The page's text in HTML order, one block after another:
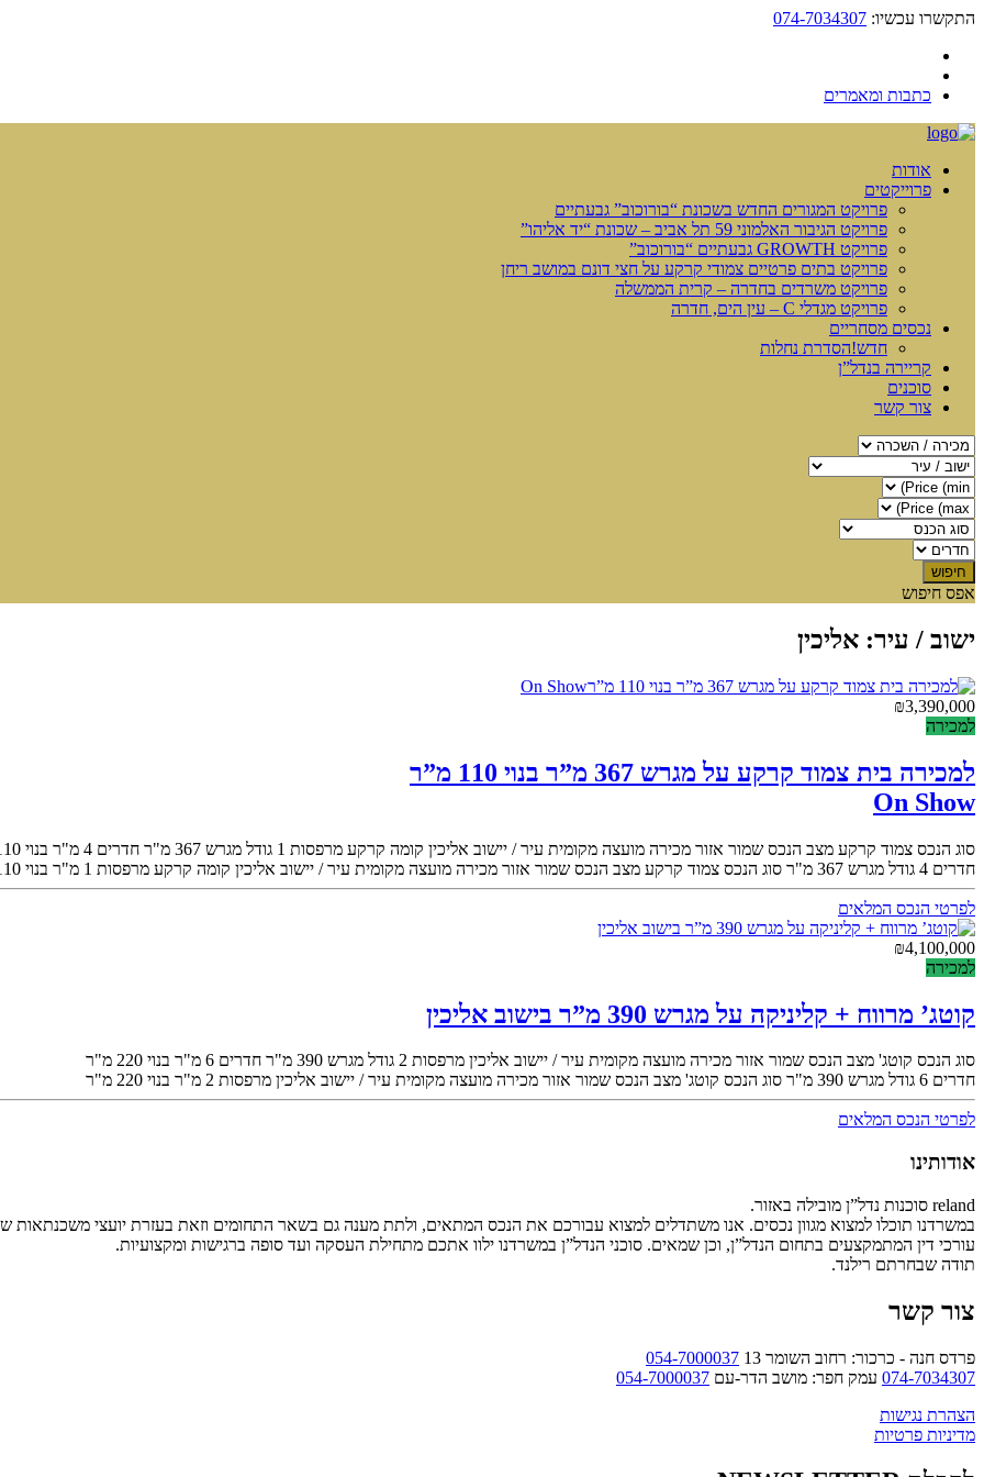
התקשרו עכשיו: 074-7034307
כתבות ומאמרים
אודות
פרוייקטים
פרויקט המגורים החדש בשכונת “בורוכוב” גבעתיים
פרויקט הגיבור האלמוני 59 תל אביב – שכונת “יד אליהו”
פרויקט GROWTH גבעתיים “בורוכוב”
פרויקט בתים פרטיים צמודי קרקע על חצי דונם במושב ריחן
פרויקט משרדים בחדרה – קרית הממשלה
פרויקט מגדלי C – עין הים, חדרה
נכסים מסחריים
חדש!הסדרת נחלות
קריירה בנדל”ן
סוכנים
צור קשר
אפס חיפוש
ישוב / עיר: אליכין
₪3,390,000
למכירה
למכירה בית צמוד קרקע על מגרש 367 מ”ר בנוי 110 מ”ר
On Show
סוג הנכס צמוד קרקע מצב הנכס שמור אזור מכירה מועצה מקומית עיר / יישוב אליכין קומה קרקע מרפסות 1 גודל מגרש 367 מ"ר חדרים 4 מ"ר בנוי 110
חדרים 4 גודל מגרש 367 מ"ר סוג הנכס צמוד קרקע מצב הנכס שמור אזור מכירה מועצה מקומית עיר / יישוב אליכין קומה קרקע מרפסות 1 מ"ר בנוי 110
לפרטי הנכס המלאים
₪4,100,000
למכירה
קוטג’ מרווח + קליניקה על מגרש 390 מ”ר בישוב אליכין
סוג הנכס קוטג' מצב הנכס שמור אזור מכירה מועצה מקומית עיר / יישוב אליכין מרפסות 2 גודל מגרש 390 מ"ר חדרים 6 מ"ר בנוי 220 מ"ר
חדרים 6 גודל מגרש 390 מ"ר סוג הנכס קוטג' מצב הנכס שמור אזור מכירה מועצה מקומית עיר / יישוב אליכין מרפסות 2 מ"ר בנוי 220 מ"ר
לפרטי הנכס המלאים
אודותינו
reland סוכנות נדל”ן מובילה באזור.
במשרדנו תוכלו למצוא מגוון נכסים. אנו משתדלים למצוא עבורכם את הנכס המתאים, ולתת מענה גם בשאר התחומים וזאת בעזרת יועצי משכנתאות
עורכי דין המתמקצעים בתחום הנדל”ן, וכן שמאים. סוכני הנדל”ן במשרדנו ילוו אתכם מתחילת העסקה ועד סופה ברגישות ומקצועיות.
תודה שבחרתם רילנד.
צור קשר
פרדס חנה - כרכור: רחוב השומר 13
054-7000037
074-7034307 עמק חפר: מושב הדר-עם 054-7000037
הצהרת נגישות
מדיניות פרטיות